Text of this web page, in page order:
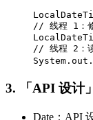
// 线程 1：修
// 线程 2：
3. 「API 设计
Date：API